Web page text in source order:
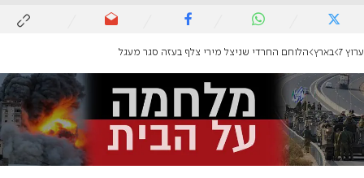
ערוץ 7 בארץ הלוחם החרדי שניצל מירי צלף בעזה סגר מעגל